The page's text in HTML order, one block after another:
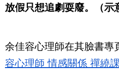
放假只想追劇耍廢。（示
余佳容心理師在其臉書專
容心理師 情感關係 禪繞